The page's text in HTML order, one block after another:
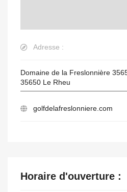
Adresse :
Domaine de la Freslonnière
35650 Le Rheu
golfdelafreslonniere.com
Horaire d'ouverture :